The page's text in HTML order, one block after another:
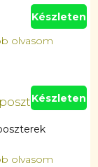
Készleten
olvasom
Készleten
olvasom